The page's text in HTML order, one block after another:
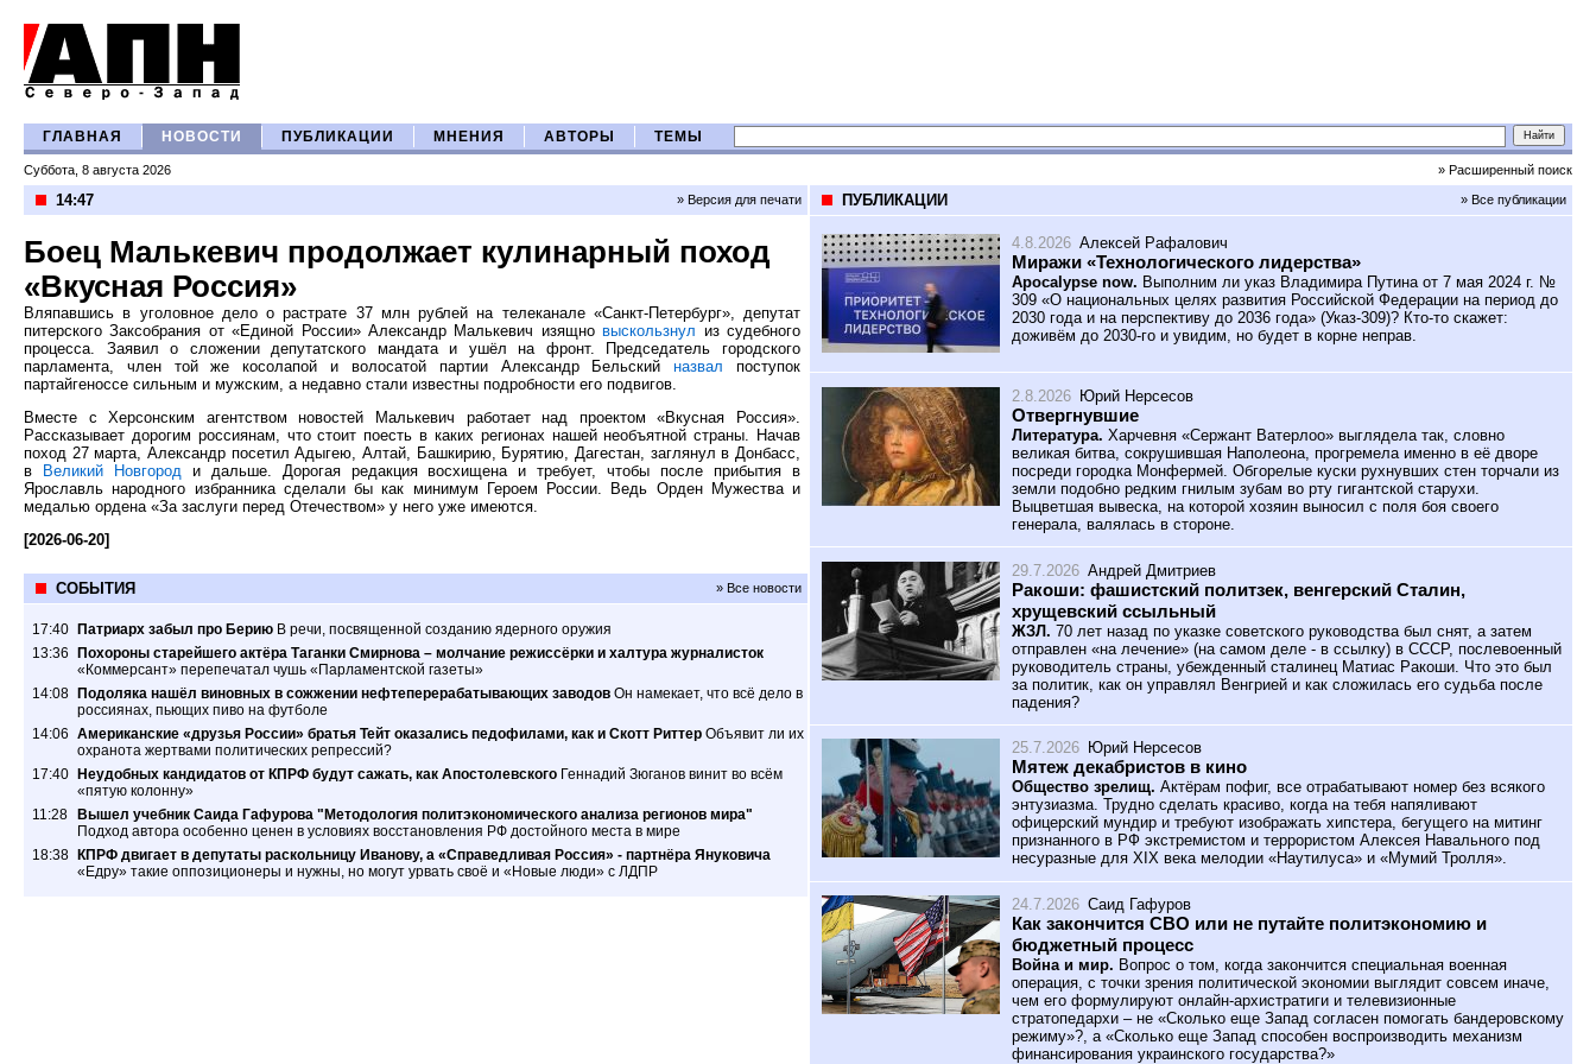
ГЛАВНАЯ НОВОСТИ ПУБЛИКАЦИИ МНЕНИЯ АВТОРЫ ТЕМЫ
Суббота, 8 августа 2026 » Расширенный поиск
14:47 » Версия для печати
Боец Малькевич продолжает кулинарный поход
«Вкусная Россия»
Вляпавшись в уголовное дело о растрате 37 млн рублей на телеканале «Санкт-Петербург», депутат
питерского Заксобрания от «Единой России» Александр Малькевич изящновыскользнул из судебного
процесса. Заявил о сложении депутатского мандата и ушёл на фронт. Председатель городского
парламента, член той же косолапой и волосатой партии Александр Бельскийназвал поступок
партайгеноссе сильным и мужским, а недавно стали известны подробности его подвигов.
Вместе с Херсонским агентством новостей Малькевич работает над проектом «Вкусная Россия».
Рассказывает дорогим россиянам, что стоит поесть в каких регионах нашей необъятной страны. Начав
поход 27 марта, Александр посетил Адыгею, Алтай, Башкирию, Бурятию, Дагестан, заглянул в Донбасс,
в
Великий Новгород и дальше. Дорогая редакция восхищена и требует, чтобы после прибытия в
Ярославль народного избранника сделали бы как минимум Героем России. Ведь Орден Мужества и
медалью ордена «За заслуги перед Отечеством» у него уже имеются.
[2026-06-20]
СОБЫТИЯ » Все новости
17:40 Патриарх забыл про Берию В речи, посвященной созданию ядерного оружия
13:36 Похороны старейшего актёра Таганки Смирнова – молчание режиссёрки и халтура журналисток
«Коммерсант» перепечатал чушь «Парламентской газеты»
14:08 Подоляка нашёл виновных в сожжении нефтеперерабатывающих заводов Он намекает, что всё дело в
россиянах, пьющих пиво на футболе
14:06 Американские «друзья России» братья Тейт оказались педофилами, как и Скотт Риттер Объявит ли их
охранота жертвами политических репрессий?
17:40 Неудобных кандидатов от КПРФ будут сажать, как Апостолевского Геннадий Зюганов винит во всём
«пятую колонну»
11:28 Вышел учебник Саида Гафурова "Методология политэкономического анализа регионов мира"
Подход автора особенно ценен в условиях восстановления РФ достойного места в мире
18:38 КПРФ двигает в депутаты раскольницу Иванову, а «Справедливая Россия» - партнёра Януковича
«Едру» такие оппозиционеры и нужны, но могут урвать своё и «Новые люди» с ЛДПР
ПУБЛИКАЦИИ » Все публикации
4.8.2026 Алексей Рафалович
Миражи «Технологического лидерства»
Apocalypse now. Выполним ли указ Владимира Путина от 7 мая 2024 г. №
309 «О национальных целях развития Российской Федерации на период до
2030 года и на перспективу до 2036 года» (Указ-309)? Кто-то скажет:
доживём до 2030-го и увидим, но будет в корне неправ.
2.8.2026 Юрий Нерсесов
Отвергнувшие
Литература. Харчевня «Сержант Ватерлоо» выглядела так, словно
великая битва, сокрушившая Наполеона, прогремела именно в её дворе
посреди городка Монфермей. Обгорелые куски рухнувших стен торчали из
земли подобно редким гнилым зубам во рту гигантской старухи.
Выцветшая вывеска, на которой хозяин выносил с поля боя своего
генерала, валялась в стороне.
29.7.2026 Андрей Дмитриев
Ракоши: фашистский политзек, венгерский Сталин,
хрущевский ссыльный
ЖЗЛ. 70 лет назад по указке советского руководства был снят, а затем
отправлен «на лечение» (на самом деле - в ссылку) в СССР, послевоенный
руководитель страны, убежденный сталинец Матиас Ракоши. Что это был
за политик, как он управлял Венгрией и как сложилась его судьба после
падения?
25.7.2026 Юрий Нерсесов
Мятеж декабристов в кино
Общество зрелищ. Актёрам пофиг, все отрабатывают номер без всякого
энтузиазма. Трудно сделать красиво, когда на тебя напяливают
офицерский мундир и требуют изображать хипстера, бегущего на митинг
признанного в РФ экстремистом и террористом Алексея Навального под
несуразные для XIX века мелодии «Наутилуса» и «Мумий Тролля».
24.7.2026 Саид Гафуров
Как закончится СВО или не путайте политэкономию и
бюджетный процесс
Война и мир. Вопрос о том, когда закончится специальная военная
операция, с точки зрения политической экономии выглядит совсем иначе,
чем его формулируют онлайн-архистратиги и телевизионные
стратопедархи – не «Сколько еще Запад согласен помогать бандеровскому
режиму»?, а «Сколько еще Запад способен воспроизводить механизм
финансирования украинского государства?»